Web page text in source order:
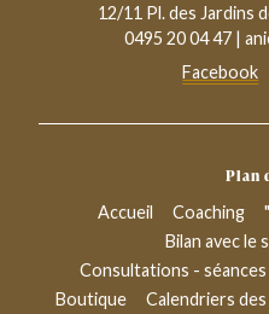
12/11 Pl. des Jardins
0495 20 04 47 |
Facebook
Plan
Accueil
Coaching
Bilan avec le
Consultations -
Boutique
Calendriers